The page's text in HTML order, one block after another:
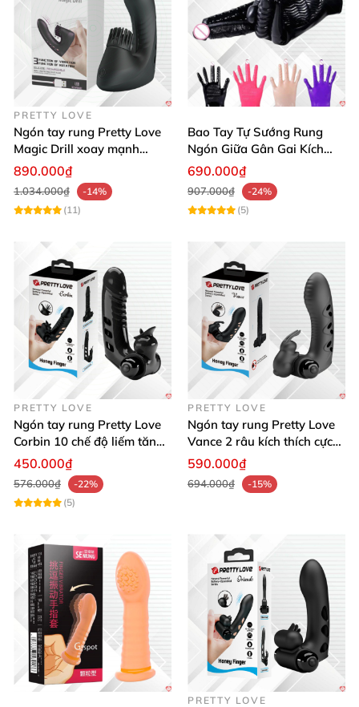
PRETTY LOVE
Ngón tay rung Pretty Love
Magic Drill xoay mạnh
nhiều gai sạc USB tiện dụng
890.000₫
1.034.000₫
-14%
(11)
Bao Tay Tự Sướng Rung
Ngón Giữa Gân Gai Kích
Thích Siêu Sướng
690.000₫
907.000₫
-24%
(5)
PRETTY LOVE
Ngón tay rung Pretty Love
Corbin 10 chế độ liếm tăng
khoái cảm
450.000₫
576.000₫
-22%
(5)
PRETTY LOVE
Ngón tay rung Pretty Love
Vance 2 râu kích thích cực
đã mua ngay
590.000₫
694.000₫ -15%
PRETTY LOVE